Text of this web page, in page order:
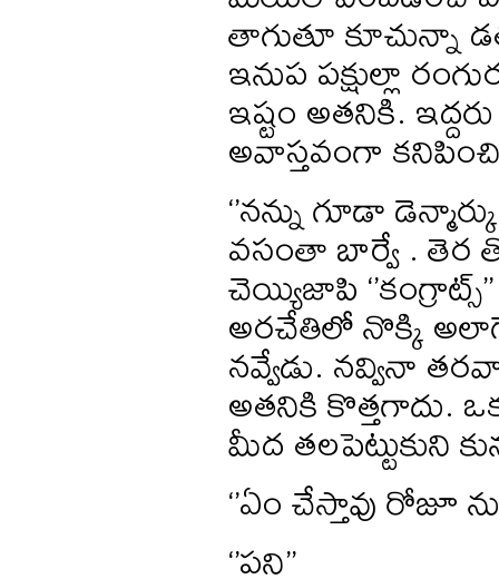
తాగుతూ కూచున్నా
ఇనుప పక్షుల్లా
ఇష్టం అతనికి.
అవాస్తవంగా
‘’నన్ను గూడా
వసంతా బార్వే . తెర
చెయ్యిజాపి
అరచేతిలో నొక్కి
నవ్వేడు. నవ్వినా
అతనికి కొత్తగాదు.
మీద తలపెట్టుకుని
‘’ఏం చేస్తావు రోజూ
‘’పని’’